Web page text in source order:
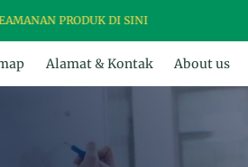
DI SINI
Alamat & Kontak About us